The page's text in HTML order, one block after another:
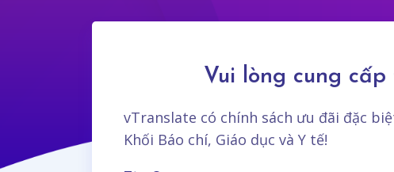
Vui lòng cung
vTranslate có chính sách ưu đãi đặc
Khối Báo chí, Giáo dục và Y tế!